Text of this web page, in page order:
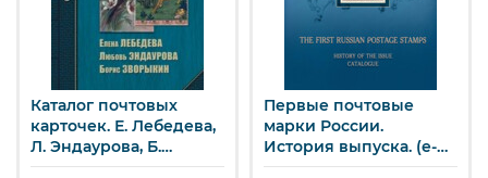
Каталог почтовых
карточек. Е. Лебедева,
Л. Эндаурова, Б.
Зворыкин (e-book)
Первые почтовые
марки России.
История выпуска. (e-
book)